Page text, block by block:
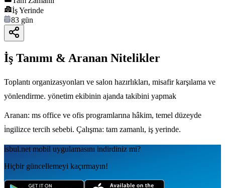
İş Yerinde
83 gün
İş Tanımı & Aranan Nitelikler
Toplantı organizasyonları ve salon hazırlıkları, misafir karşılama ve
yönlendirme. yönetim ekibinin ajanda takibini yapmak
Aranan: ms office ve ofis programlarına hâkim, temel düzeyde
i̇ngilizce tercih sebebi. Çalışma: tam zamanlı, iş yerinde.
isbul.net mobil uygulamаsını indirdiniz mi?
Hiçbir güncellemeyi kaçırmayın!